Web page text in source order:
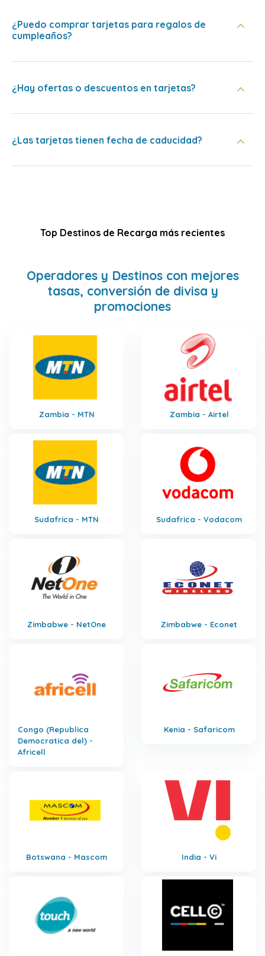
¿Puedo comprar tarjetas para regalos de
cumpleaños?
¿Hay ofertas o descuentos en tarjetas?
¿Las tarjetas tienen fecha de caducidad?
Top Destinos de Recarga más recientes
Operadores y Destinos con mejores
tasas, conversión de divisa y
promociones
Zambia - MTN Zambia - Airtel
Sudafrica - MTN Sudafrica - Vodacom
Zimbabwe - NetOne Zimbabwe - Econet
Congo (Republica
Democratica del) -
Africell
Kenia - Safaricom
Botswana - Mascom India - Vi